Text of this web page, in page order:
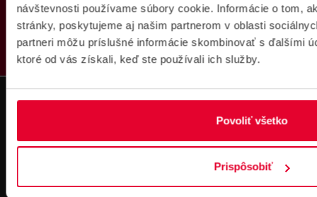
návštevnosti používame súbory cookie. Informácie o tom,
stránky, poskytujeme aj našim partnerom v oblasti
partneri môžu príslušné informácie skombinovať s ďalšími
ktoré od vás získali, keď ste používali ich služby.
Povoliť všetko
Prispôsobiť
PRODUKTY